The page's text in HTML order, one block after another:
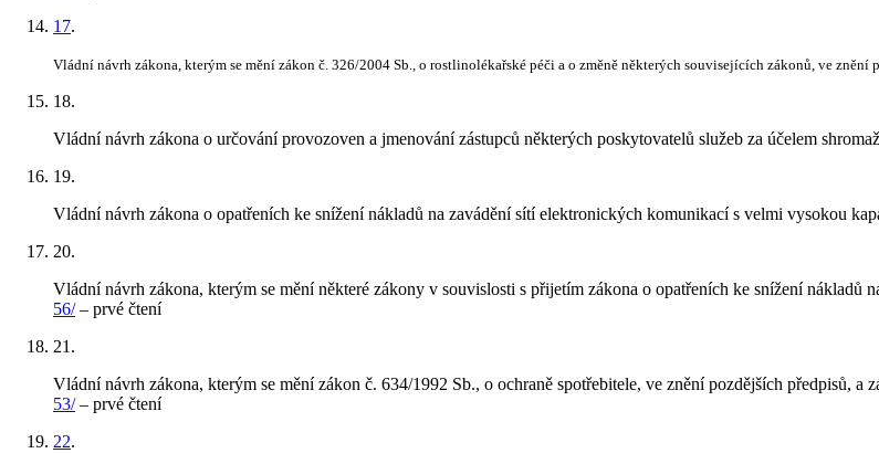
17.
Vládní návrh zákona, kterým se mění zákon č. 326/2004 Sb., o rostlinolékařské péči a o změně některých souvisejících zákonů, ve znění
18.
Vládní návrh zákona o určování provozoven a jmenování zástupců některých poskytovatelů služeb za účelem
19.
Vládní návrh zákona o opatřeních ke snížení nákladů na zavádění sítí elektronických komunikací s velmi vysokou
20.
Vládní návrh zákona, kterým se mění některé zákony v souvislosti s přijetím zákona o opatřeních ke snížení
56/– prvé čtení
21 .
Vládní návrh zákona, kterým se mění zákon č. 634/1992 Sb., o ochraně spotřebitele, ve znění pozdějších předpisů,
53/– prvé čtení
22.